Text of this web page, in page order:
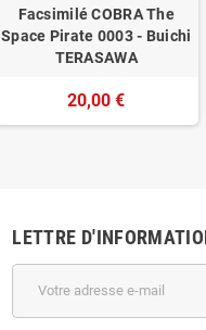
Facsimilé COBRA The
Space Pirate 0003 - Buichi
TERASAWA
20,00 €
LETTRE